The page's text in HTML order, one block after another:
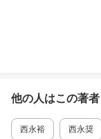
他の人はこの著者
西永裕 西永奨